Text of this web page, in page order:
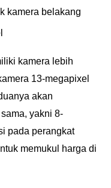
kamera belakang
kamera lebih
13-megapixel
akan
yakni 8-
pada perangkat
memukul harga di